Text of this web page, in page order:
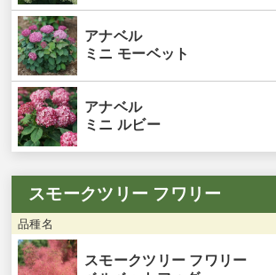
アナベル
ミニ モーベット
アナベル
ミニ ルビー
スモークツリー フワリー
品種名
スモークツリー フワリー